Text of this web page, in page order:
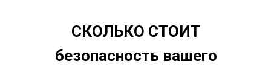
СКОЛЬКО СТОИТ
безопасность вашего